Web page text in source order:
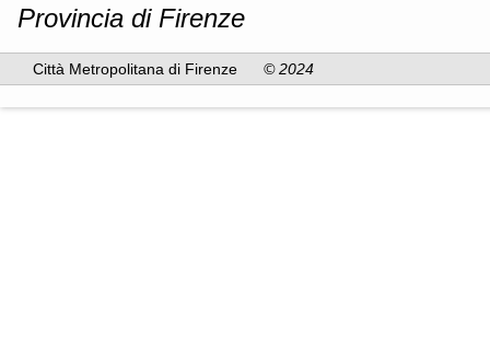
Provincia di Firenze
Città Metropolitana di Firenze © 2024